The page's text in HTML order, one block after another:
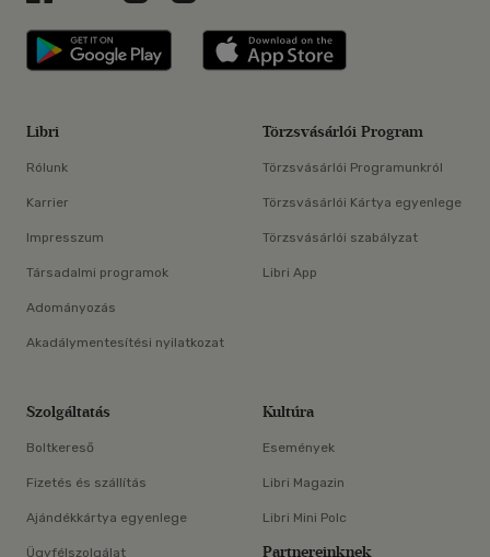
Libri applikáció Szerezd meg: Google
Libri
Rólunk
Karrier
Impresszum
Társadalmi programok
Adományozás
Akadálymentesítési nyilatkozat
Törzsvásárlói Program
Törzsvásárlói Programunkról
Törzsvásárlói Kártya egyenlege
Törzsvásárlói szabályzat
Libri App
Szolgáltatás
Boltkereső
Fizetés és szállítás
Ajándékkártya egyenlege
Ügyfélszolgálat
Kultúra
Események
Libri Magazin
Libri Mini Polc
Partnereinknek